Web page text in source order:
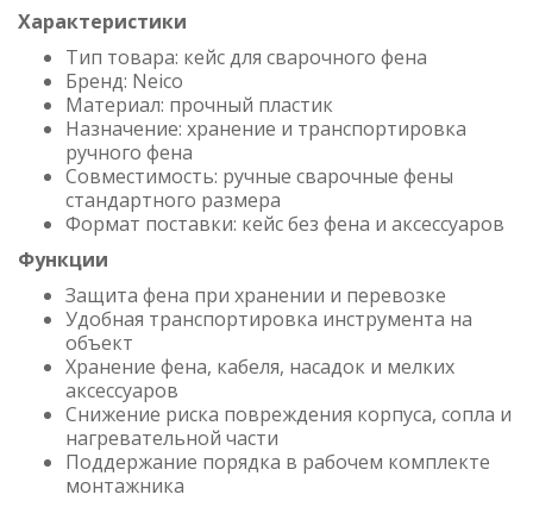
Характеристики
Тип товара: кейс для сварочного фена
Бренд: Neico
Материал: прочный пластик
Назначение: хранение и транспортировка
ручного фена
Совместимость: ручные сварочные фены
стандартного размера
Формат поставки: кейс без фена и аксессуаров
Функции
Защита фена при хранении и перевозке
Удобная транспортировка инструмента на
объект
Хранение фена, кабеля, насадок и мелких
аксессуаров
Снижение риска повреждения корпуса, сопла и
нагревательной части
Поддержание порядка в рабочем комплекте
монтажника